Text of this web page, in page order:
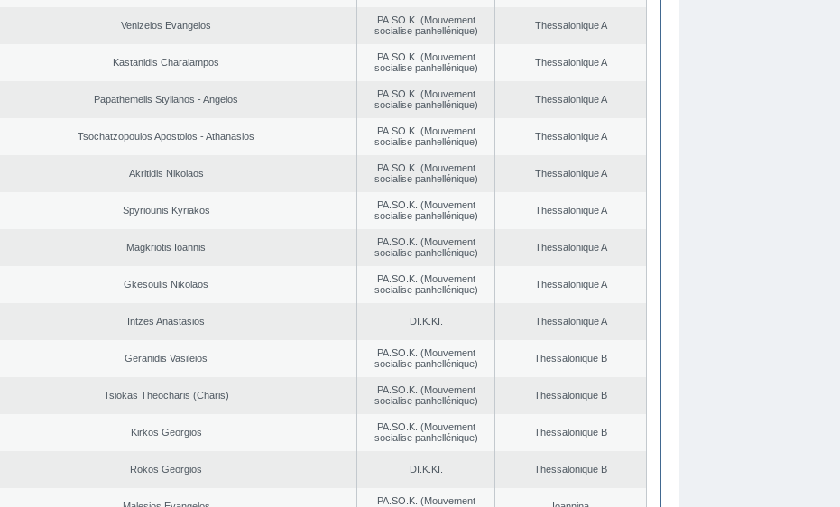
Venizelos Evangelos
PA.SO.K. (Mouvement
socialise panhellénique)
Thessalonique A
Kastanidis Charalampos
PA.SO.K. (Mouvement
socialise panhellénique)
Thessalonique A
Papathemelis Stylianos - Angelos
PA.SO.K. (Mouvement
socialise panhellénique)
Thessalonique A
Tsochatzopoulos Apostolos - Athanasios
PA.SO.K. (Mouvement
socialise panhellénique)
Thessalonique A
Akritidis Nikolaos
PA.SO.K. (Mouvement
socialise panhellénique)
Thessalonique A
Spyriounis Kyriakos
PA.SO.K. (Mouvement
socialise panhellénique)
Thessalonique A
Magkriotis Ioannis
PA.SO.K. (Mouvement
socialise panhellénique)
Thessalonique A
Gkesoulis Nikolaos
PA.SO.K. (Mouvement
socialise panhellénique)
Thessalonique A
Intzes Anastasios DI.K.KI. Thessalonique A
Geranidis Vasileios
PA.SO.K. (Mouvement
socialise panhellénique)
Thessalonique B
Tsiokas Theocharis (Charis)
PA.SO.K. (Mouvement
socialise panhellénique)
Thessalonique B
Kirkos Georgios
PA.SO.K. (Mouvement
socialise panhellénique)
Thessalonique B
Rokos Georgios DI.K.KI. Thessalonique B
PA.SO.K. (Mouvement